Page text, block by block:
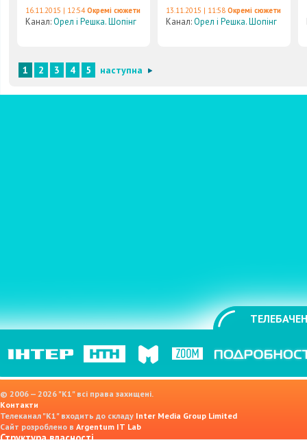
16.11.2015 | 12:54 Окремі сюжети
Канал:Орел і Решка. Шопінг
13.11.2015 | 11:58 Окремі сюжети
Канал:Орел і Решка. Шопінг
1 2 3 4 5 наступна
© 2006 — 2026 "K1" всі права захищені.
Контакти
Телеканал "К1" входить до складу Inter Media Group Limited
Сайт розроблено в Argentum IT Lab